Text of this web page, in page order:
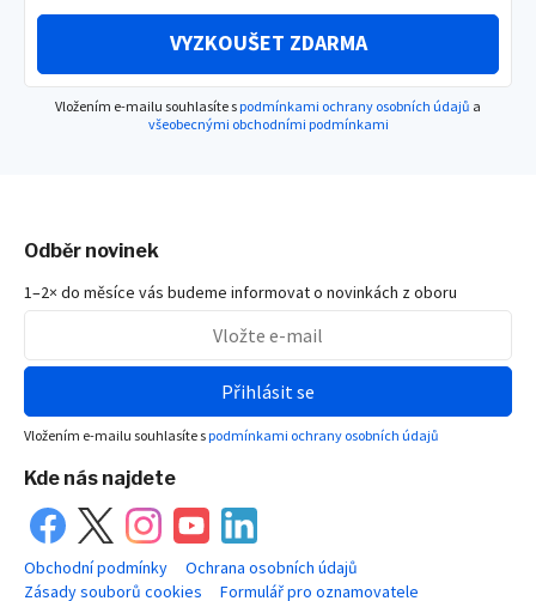
VYZKOUŠET ZDARMA
Vložením e-mailu souhlasíte spodmínkami ochrany osobních údajů a
všeobecnými obchodními podmínkami
Odběr novinek
1–2× do měsíce vás budeme informovat o novinkách z oboru
Přihlásit se
Vložením e-mailu souhlasíte spodmínkami ochrany osobních údajů
Kde nás najdete
Obchodní podmínky
Ochrana osobních údajů
Zásady souborů cookies
Formulář pro oznamovatele